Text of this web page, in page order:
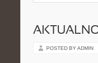
POSTED BY ADMIN